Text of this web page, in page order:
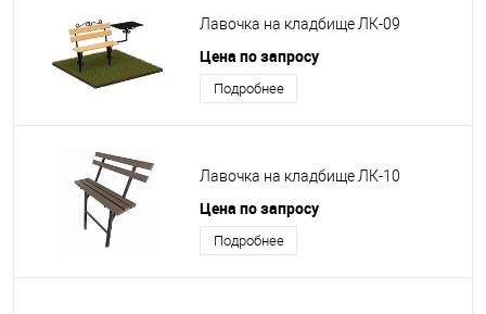
Лавочка на кладбище ЛК-09
Цена по запросу
Подробнее
Лавочка на кладбище ЛК-10
Цена по запросу
Подробнее